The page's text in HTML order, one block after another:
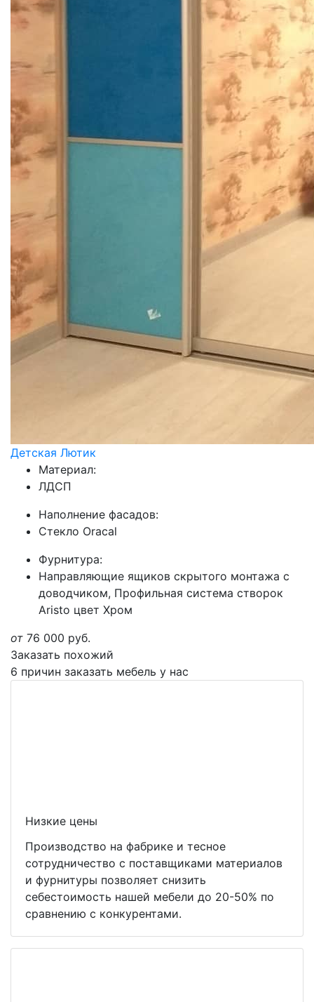
Детская Лютик
Материал:
ЛДСП
Наполнение фасадов:
Стекло Oracal
Фурнитура:
Направляющие ящиков скрытого монтажа с
доводчиком, Профильная система створок
Aristo цвет Хром
от 76 000 руб.
Заказать похожий
6 причин заказать мебель у нас
Низкие цены
Производство на фабрике и тесное
сотрудничество с поставщиками материалов
и фурнитуры позволяет снизить
себестоимость нашей мебели до 20-50% по
сравнению с конкурентами.